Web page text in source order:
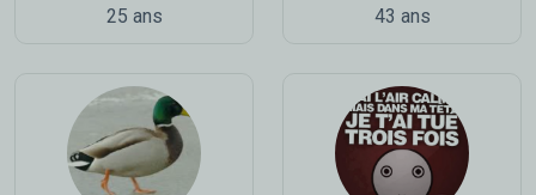
25 ans 43 ans